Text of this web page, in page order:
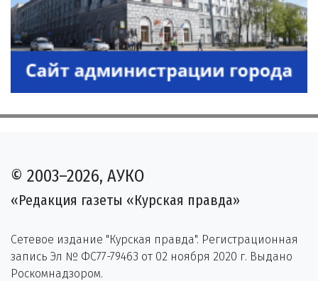
© 2003–2026, АУКО
«Редакция газеты «Курская правда»
Сетевое издание "Курская правда". Регистрационная
запись Эл № ФС77-79463 от 02 ноября 2020 г. Выдано
Роскомнадзором.